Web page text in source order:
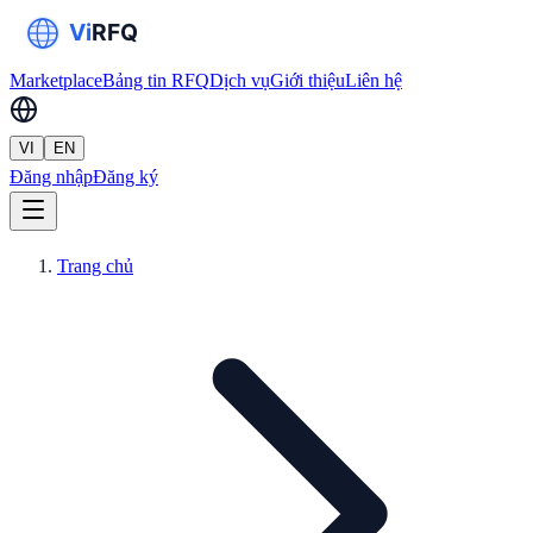
MarketplaceBảng tin RFQDịch vụGiới thiệuLiên hệ
VI EN
Đăng nhậpĐăng ký
Trang chủ